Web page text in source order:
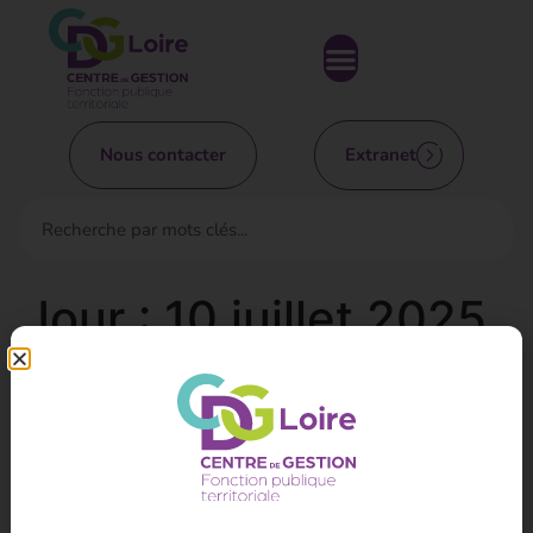
Nous contacter Extranet
Jour :10 juillet 2025
Report et indemnisation
des congés annuels
Décret n° 2025-564 du 21 juin 2025 relatif aux régimes